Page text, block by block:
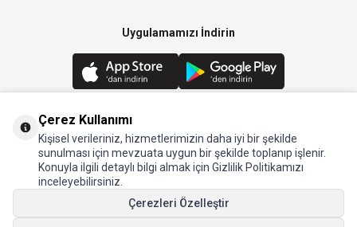
Uygulamamızı İndirin
© 2024 Arow - Tüm hakları saklıdır.
Çerez Kullanımı
Kişisel verileriniz, hizmetlerimizin daha iyi bir şekilde
sunulması için mevzuata uygun bir şekilde toplanıp işlenir.
Konuyla ilgili detaylı bilgi almak için Gizlilik Politikamızı
inceleyebilirsiniz.
Çerezleri Özelleştir